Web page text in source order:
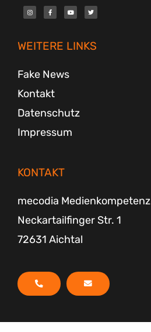
I
n
s
a
m
F
a
c
k
-
Y
o
u
T
w
i
WEITERE LINKS
Fake News
Kontakt
Datenschutz
Impressum
KONTAKT
mecodia Medienkompetenz
Neckartailfinger Str. 1
72631 Aichtal